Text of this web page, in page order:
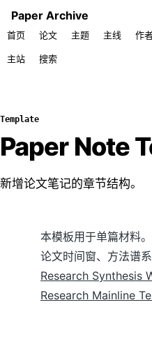
Paper Archive
首页 论文 主题 主线 作
主站 搜索
Template
Paper Note
新增论文笔记的章节结构。
本模板用于单篇材料
论文时间窗、方法谱
Research Synthesis
Research Mainline